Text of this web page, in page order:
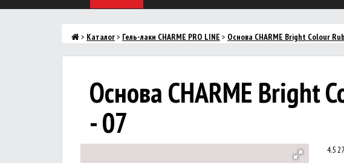
> Каталог> Гель-лаки CHARME PRO LINE > Основа CHARME Bright Colour
Основа CHARME Bright
- 07
4.527